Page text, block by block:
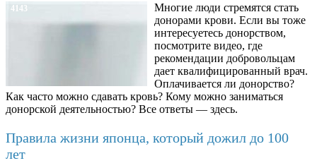
4143
Многие люди стремятся стать
донорами крови. Если вы тоже
интересуетесь донорством,
посмотрите видео, где
рекомендации добровольцам
дает квалифицированный врач.
Оплачивается ли донорство?
Как часто можно сдавать кровь? Кому можно заниматься
донорской деятельностью? Все ответы — здесь.
Правила жизни японца, который дожил до 100
лет